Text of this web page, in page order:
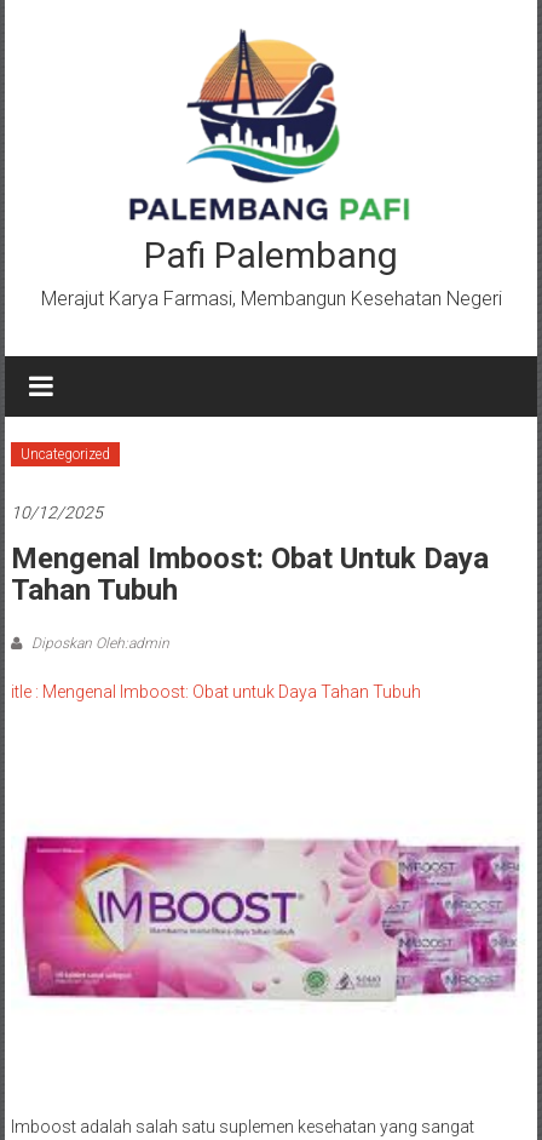
Pafi Palembang
Merajut Karya Farmasi, Membangun Kesehatan Negeri
Uncategorized
10/12/2025
Mengenal Imboost: Obat Untuk Daya
Tahan Tubuh
Diposkan Oleh:admin
itle : Mengenal Imboost: Obat untuk Daya Tahan Tubuh
Imboost adalah salah satu suplemen kesehatan yang sangat